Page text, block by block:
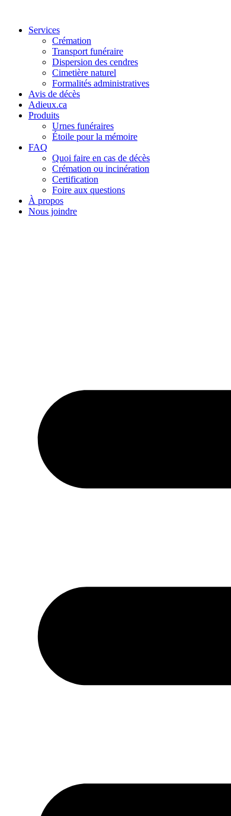
Services
Crémation
Transport funéraire
Dispersion des cendres
Cimetière naturel
Formalités administratives
Avis de décès
Adieux.ca
Produits
Urnes funéraires
Étoile pour la mémoire
FAQ
Quoi faire en cas de décès
Crémation ou incinération
Certification
Foire aux questions
À propos
Nous joindre